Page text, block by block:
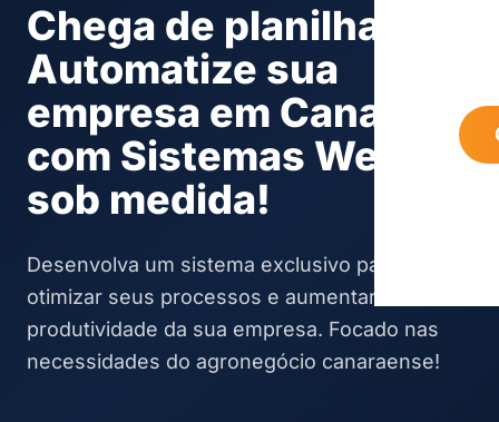
Chega de planilhas!
Automatize sua
empresa em Canarana
com Sistemas Web
sob medida!
Desenvolva um sistema exclusivo para
otimizar seus processos e aumentar a
produtividade da sua empresa. Focado nas
necessidades do agronegócio canaraense!